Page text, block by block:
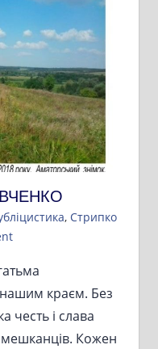
, Стрипко
краєм. Без
честь і слава
мешканців. Кожен